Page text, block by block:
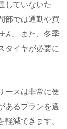
していないた
部では通勤や買
ん。また、冬季
タイヤが必要に
ースは非常に便
あるプランを選
減できます。